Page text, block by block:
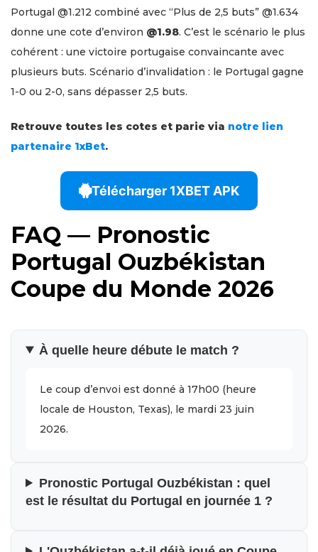
Portugal @1.212 combiné avec “Plus de 2,5 buts” @1.634
donne une cote d’environ @1.98. C’est le scénario le plus
cohérent : une victoire portugaise convaincante avec
plusieurs buts. Scénario d’invalidation : le Portugal gagne
1-0 ou 2-0, sans dépasser 2,5 buts.
Retrouve toutes les cotes et parie via notre lien
partenaire 1xBet.
Télécharger 1XBET APK
FAQ — Pronostic
Portugal Ouzbékistan
Coupe du Monde 2026
À quelle heure débute le match ?
Le coup d’envoi est donné à 17h00 (heure
locale de Houston, Texas), le mardi 23 juin
2026.
Pronostic Portugal Ouzbékistan : quel
est le résultat du Portugal en journée 1 ?